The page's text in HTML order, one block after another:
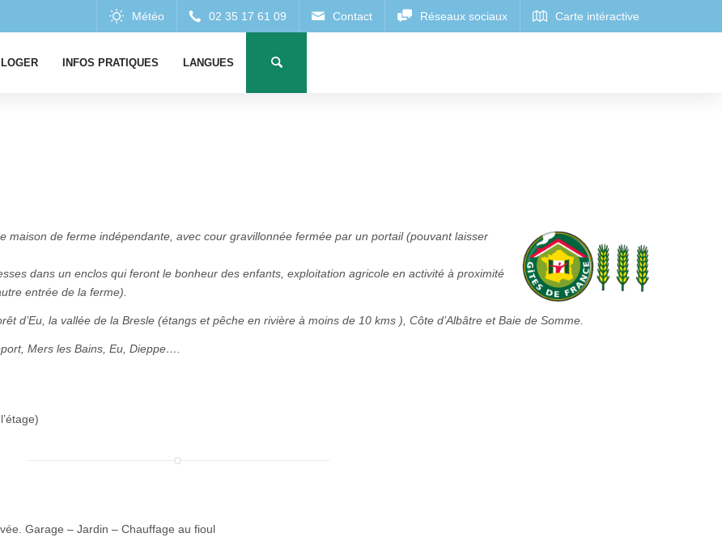
INFOS PRATIQUES LANGUES
maison de ferme indépendante, avec cour gravillonnée fermée par un portail (pouvant laisser
dans un enclos qui feront le bonheur des enfants, exploitation agricole en activité à proximité
entrée de la ferme).
d’Eu, la vallée de la Bresle (étangs et pêche en rivière à moins de 10 kms ), Côte d’Albâtre et Baie de Somme.
Mers les Bains, Eu, Dieppe….
Garage – Jardin – Chauffage au fioul